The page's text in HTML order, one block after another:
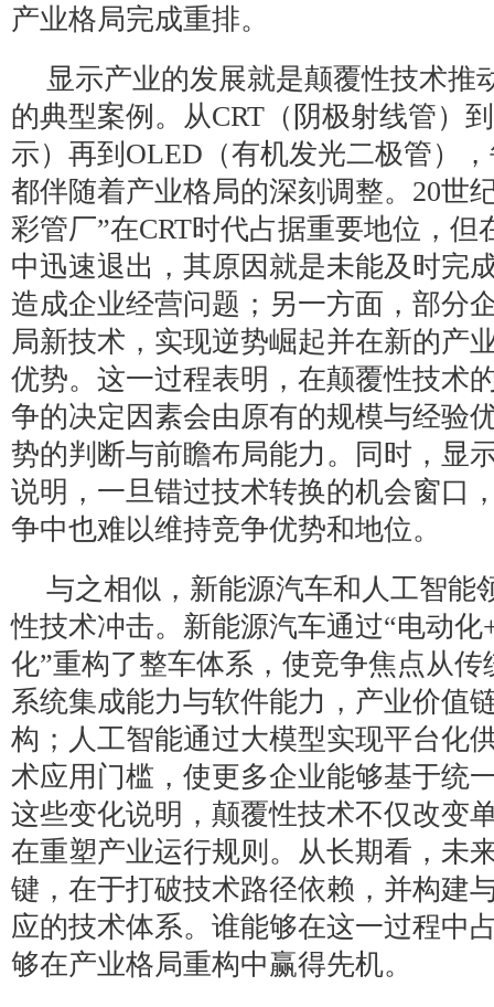
产业格局完成重排。
显示产业的发展就是颠覆性技术推
的典型案例。从CRT（阴极射线管）
示）再到OLED（有机发光二极管）
都伴随着产业格局的深刻调整。20世
彩管厂”在CRT时代占据重要地位，但
中迅速退出，其原因就是未能及时完
造成企业经营问题；另一方面，部分
局新技术，实现逆势崛起并在新的产
优势。这一过程表明，在颠覆性技术
争的决定因素会由原有的规模与经验
势的判断与前瞻布局能力。同时，显
说明，一旦错过技术转换的机会窗口
争中也难以维持竞争优势和地位。
与之相似，新能源汽车和人工智能
性技术冲击。新能源汽车通过“电动化
化”重构了整车体系，使竞争焦点从
系统集成能力与软件能力，产业价值
构；人工智能通过大模型实现平台化
术应用门槛，使更多企业能够基于统
这些变化说明，颠覆性技术不仅改变
在重塑产业运行规则。从长期看，未
键，在于打破技术路径依赖，并构建
应的技术体系。谁能够在这一过程中
够在产业格局重构中赢得先机。